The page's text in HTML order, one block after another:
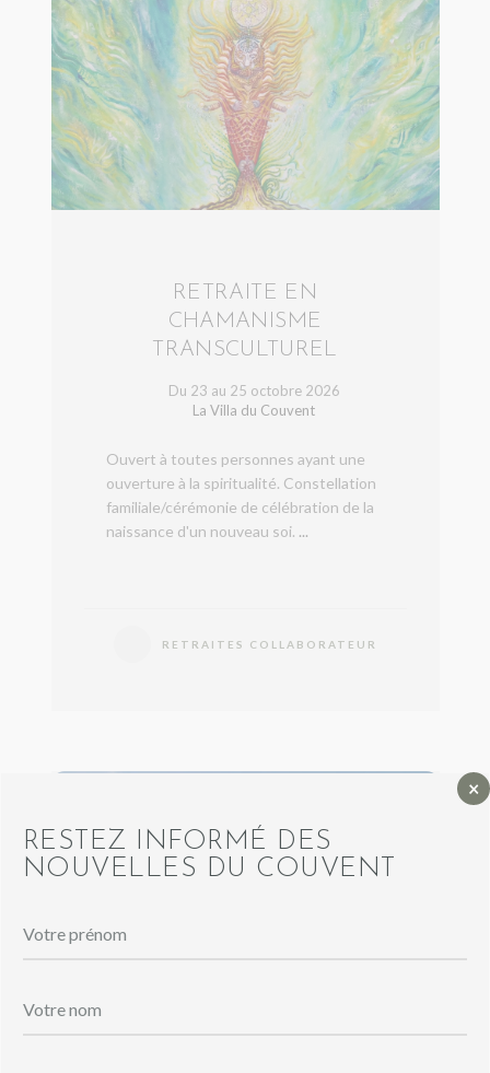
RETRAITE EN
CHAMANISME
TRANSCULTUREL
Du 23 au 25 octobre 2026
La Villa du Couvent
Ouvert à toutes personnes ayant une
ouverture à la spiritualité. Constellation
familiale/cérémonie de célébration de la
naissance d'un nouveau soi. ...
RETRAITES COLLABORATEUR
RESTEZ INFORMÉ DES
NOUVELLES DU COUVENT
×